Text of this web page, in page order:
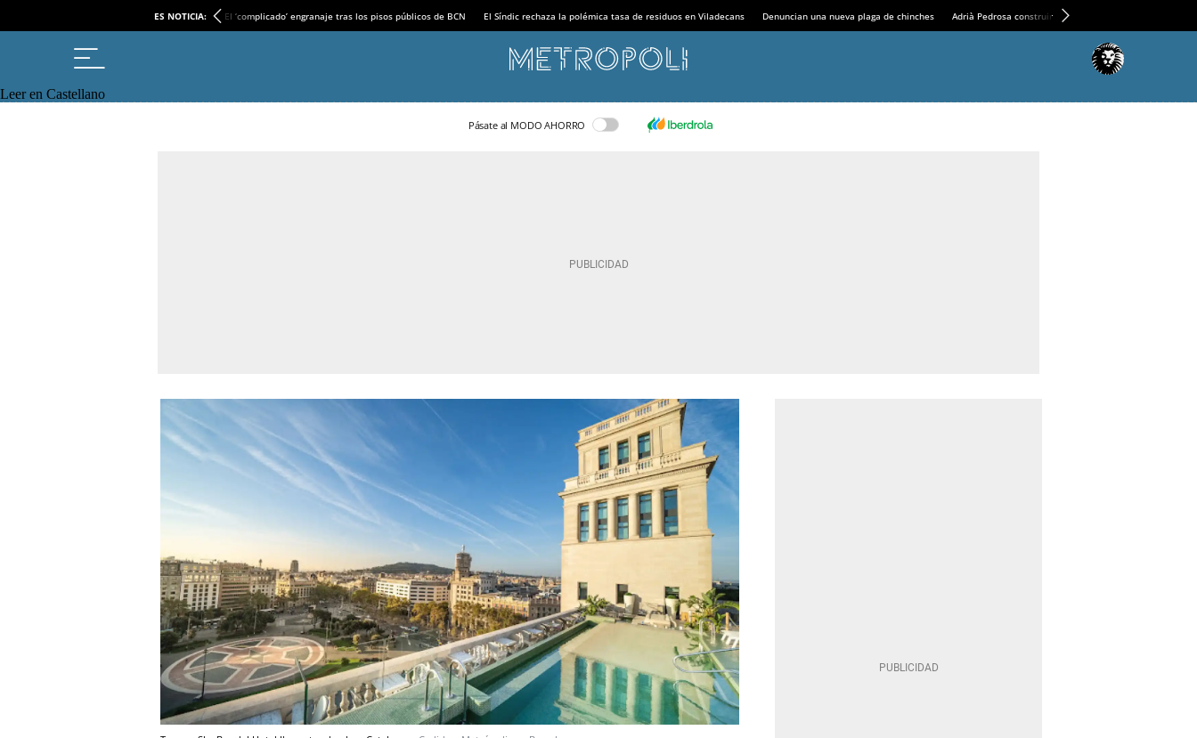
ES NOTICIA: El ‘complicado’ engranaje tras los pisos públicos de BCN El Síndic rechaza la polémica tasa de residuos en Viladecans Denuncian una nueva plaga de chinches Adrià Pedrosa construirá la nueva residencia en el
Leer en Castellano
Pásate al MODO AHORRO